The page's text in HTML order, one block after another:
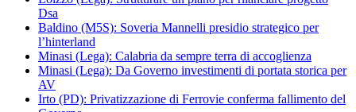
Dsa
Baldino (M5S): Soveria Mannelli presidio strategico per
l’hinterland
Minasi (Lega): Calabria da sempre terra di accoglienza
Minasi (Lega): Da Governo investimenti di portata storica per
AV
Irto (PD): Privatizzazione di Ferrovie conferma fallimento del